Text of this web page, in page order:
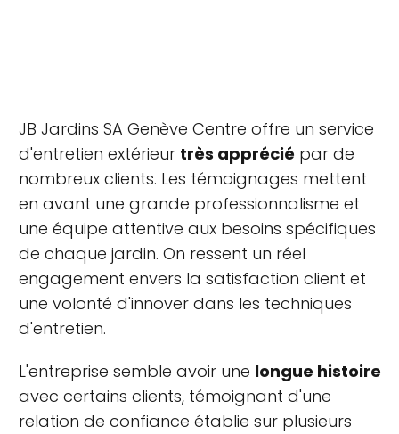
JB Jardins SA Genève Centre offre un service
d'entretien extérieur très apprécié par de
nombreux clients. Les témoignages mettent
en avant une grande professionnalisme et
une équipe attentive aux besoins spécifiques
de chaque jardin. On ressent un réel
engagement envers la satisfaction client et
une volonté d'innover dans les techniques
d'entretien.
L'entreprise semble avoir une longue histoire
avec certains clients, témoignant d'une
relation de confiance établie sur plusieurs